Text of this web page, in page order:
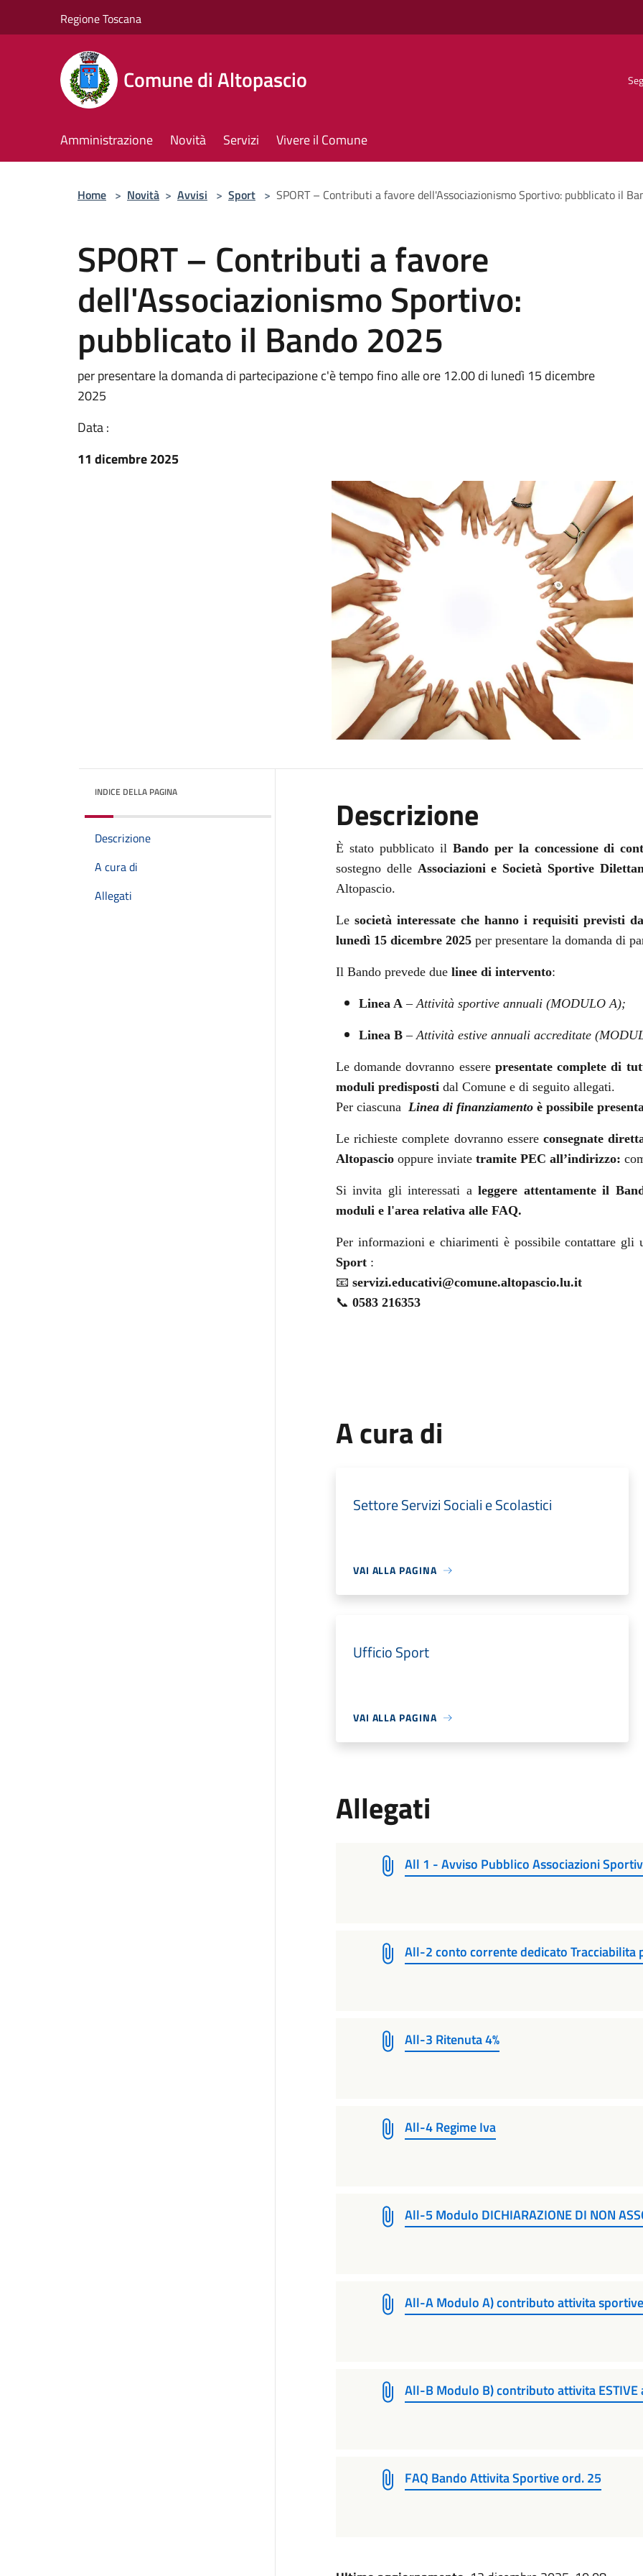
Regione Toscana
Comune di Altopascio
Amministrazione Novità Servizi Vivere il Comune
Home > Novità > Avvisi > Sport > SPORT – Contributi a favore dell'Associazionismo Sportivo: pubblicato il
SPORT – Contributi a favore
dell'Associazionismo Sportivo:
pubblicato il Bando 2025
per presentare la domanda di partecipazione c'è tempo fino alle ore 12.00 di lunedì 15 dicembre
2025
Data :
11 dicembre 2025
INDICE DELLA PAGINA
Descrizione
A cura di
Allegati
Descrizione
È stato pubblicato il Bandoper la concessione di
sostegno delle Associazioni e Società Sportive
Altopascio.
Lesocietà interessate che hanno i requisiti previsti
lunedì 15 dicembre 2025per presentare la domanda di
Il Bando prevede due linee di intervento:
Linea A–Attività sportive annuali (MODULO A);
Linea B–Attività estive annuali accreditate
Le domande dovranno essere presentate complete di
moduli predispostidal Comune e di seguito allegati.
Per ciascuna Linea di finanziamento è possibile
Le richieste complete dovranno essere consegnate
Altopasciooppure inviate tramite PEC all’indirizzo:
Si invita gli interessati aleggere attentamente il
moduli e l'area relativa alle FAQ.
Per informazioni e chiarimenti è possibile contattare gli
Sport :
📧 servizi.educativi@comune.altopascio.lu.it
📞 0583 216353
A cura di
Settore Servizi Sociali e Scolastici
VAI ALLA PAGINA
Ufficio Sport
VAI ALLA PAGINA
Allegati
All 1 - Avviso Pubblico Associazioni
All-2 conto corrente dedicato Tracciabilita
All-3 Ritenuta 4%
All-4 Regime Iva
All-5 Modulo DICHIARAZIONE DI NON
All-A Modulo A) contributo attivita
All-B Modulo B) contributo attivita
FAQ Bando Attivita Sportive ord. 25